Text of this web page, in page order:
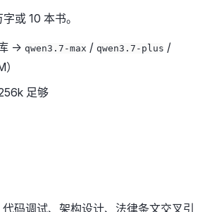
或 10 本书。
→ qwen3.7-max / qwen3.7-plus /
）
足够
码调试、架构设计、法律条文交叉引